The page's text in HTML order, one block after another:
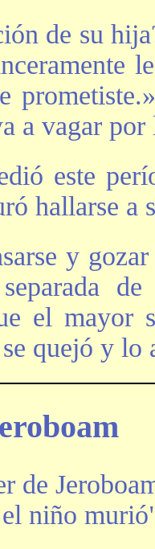
de su
a vagar
este
hallarse a
y
el mayor
quejó y
de
niño